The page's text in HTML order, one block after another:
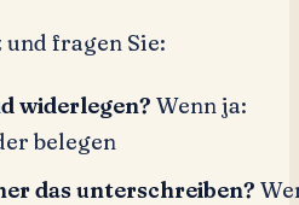
und fragen Sie:
widerlegen? Wenn ja:
belegen
das unterschreiben?